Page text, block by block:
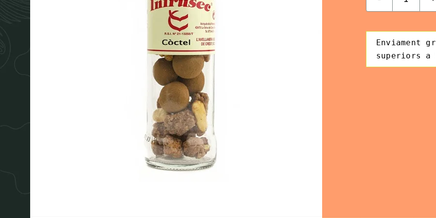
Còctel
Syntax
Highlighter
Enviament
superiors a